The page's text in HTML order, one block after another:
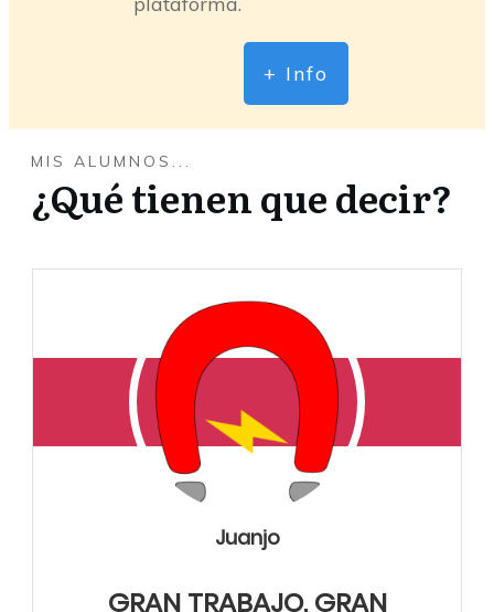
+ Info
MIS ALUMNOS...
¿Qué tienen que decir?
Juanjo
GRAN TRABAJO, GRAN